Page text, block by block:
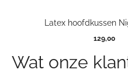
Latex hoofdkussen
129,00
Wat onze